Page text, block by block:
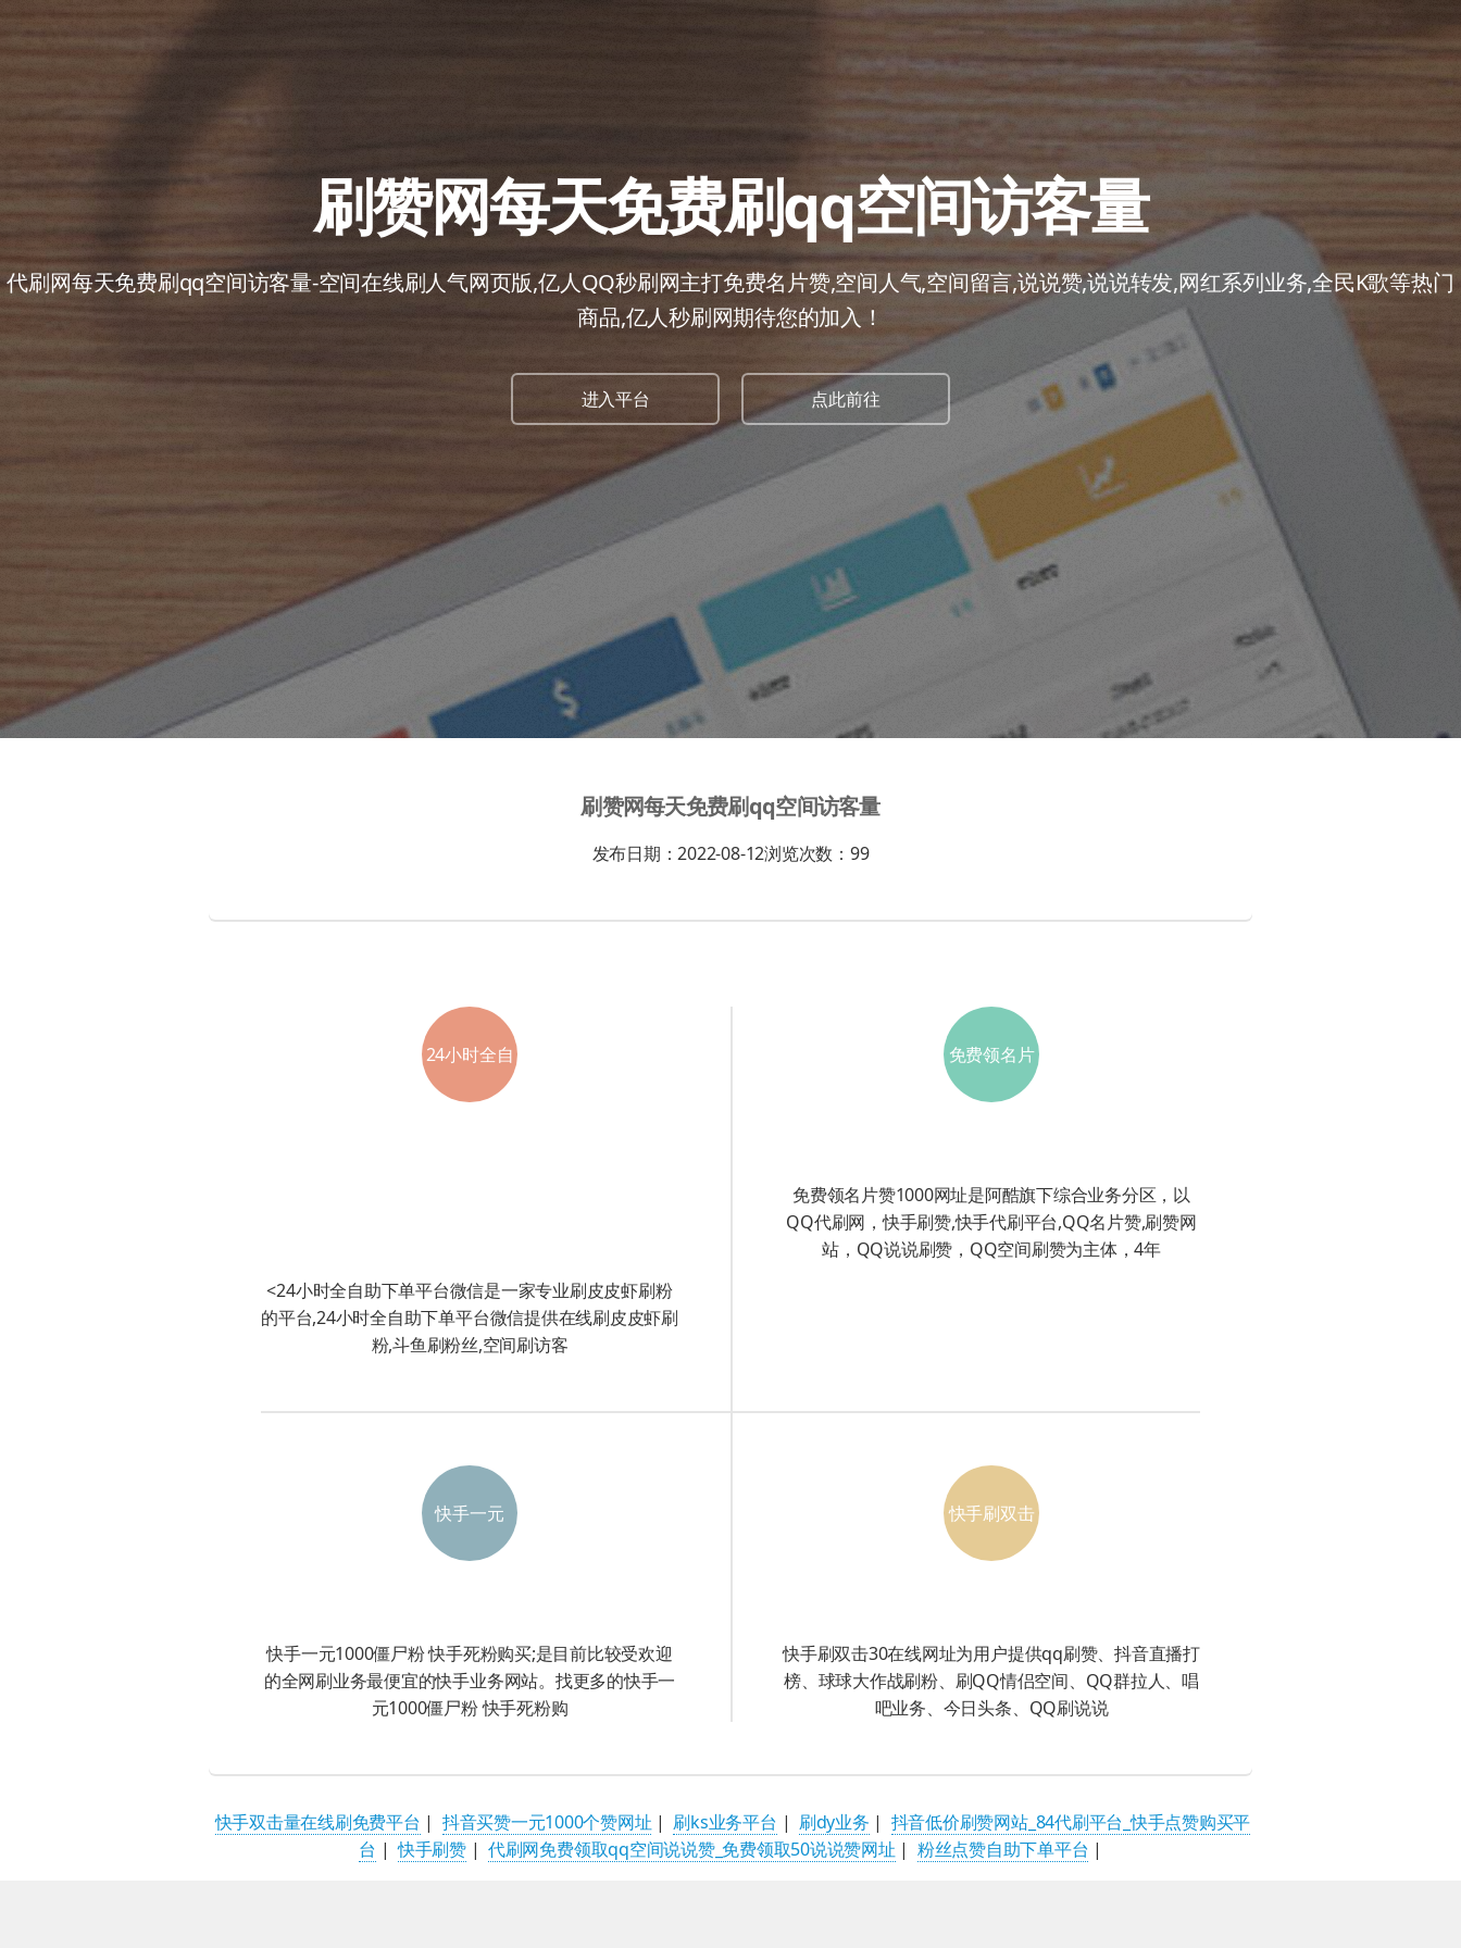
刷赞网每天免费刷qq空间访客量
代刷网每天免费刷qq空间访客量-空间在线刷人气网页版,亿人QQ秒刷网主打免费名片赞,空间人气,空间留言,说说赞,说说转发,网红系列业务,全民K歌等热门
商品,亿人秒刷网期待您的加入！
进入平台 点此前往
刷赞网每天免费刷qq空间访客量
发布日期：2022-08-12浏览次数： 99
24小时全自
<24小时全自助下单平台微信是一家专业刷皮皮虾刷粉
的平台,24小时全自助下单平台微信提供在线刷皮皮虾刷
粉,斗鱼刷粉丝,空间刷访客
免费领名片
免费领名片赞1000网址是阿酷旗下综合业务分区，以
QQ代刷网，快手刷赞,快手代刷平台,QQ名片赞,刷赞网
站，QQ说说刷赞，QQ空间刷赞为主体，4年
快手一元
快手一元1000僵尸粉 快手死粉购买;是目前比较受欢迎
的全网刷业务最便宜的快手业务网站。找更多的快手一
元1000僵尸粉 快手死粉购
快手刷双击
快手刷双击30在线网址为用户提供qq刷赞、抖音直播打
榜、球球大作战刷粉、刷QQ情侣空间、QQ群拉人、唱
吧业务、今日头条、QQ刷说说
快手双击量在线刷免费平台 | 抖音买赞一元1000个赞网址 | 刷ks业务平台 | 刷dy业务 | 抖音低价刷赞网站_84代刷平台_快手点赞购买平
台 |快手刷赞| 代刷网免费领取qq空间说说赞_免费领取50说说赞网址 | 粉丝点赞自助下单平台 |